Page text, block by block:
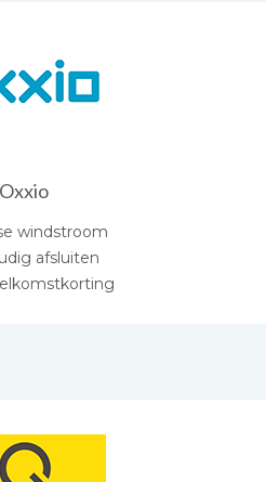
Oxxio
windstroom
afsluiten